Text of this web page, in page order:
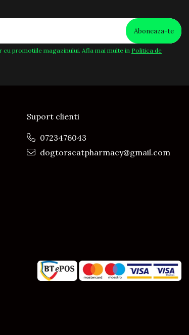
cu promotiile magazinului. Afla mai multe in Politica de
Suport clienti
0723476043
dogtorscatpharmacy@gmail.com